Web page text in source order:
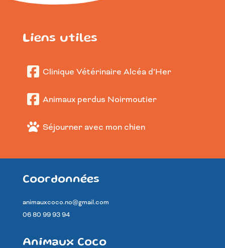
Liens utiles
Clinique Vétérinaire Alcéa d’Her
Animaux perdus Noirmoutier
Séjourner avec mon chien
Coordonnées
animauxcoco.no@gmail.com
06 80 99 93 94
Animaux Coco